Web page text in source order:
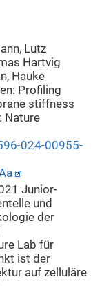
Lutz
Hartvig
Hauke
Profiling
stiffness
Nature
024-00955-
Junior-
und
der
Lab für
ist der
auf zelluläre